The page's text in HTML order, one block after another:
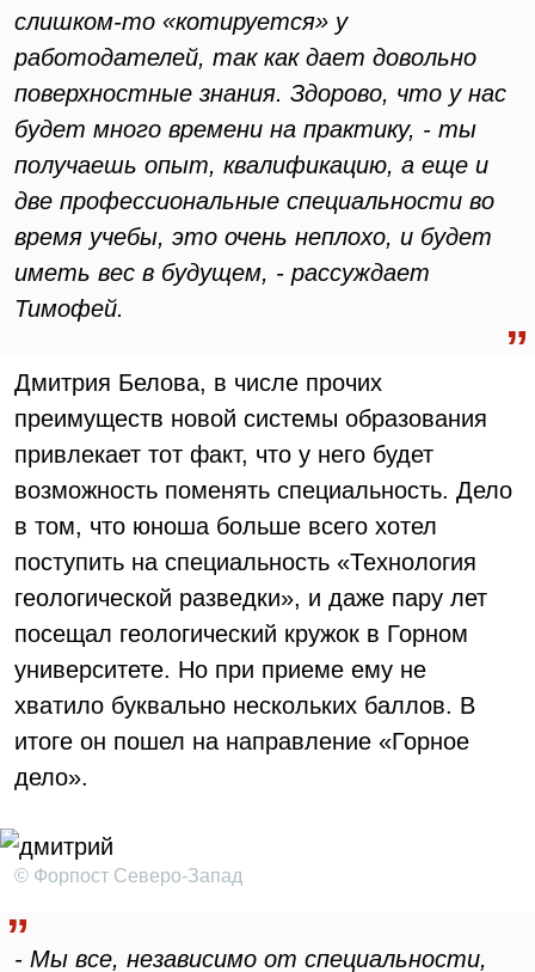
слишком-то «котируется» у
работодателей, так как дает довольно
поверхностные знания. Здорово, что у нас
будет много времени на практику, - ты
получаешь опыт, квалификацию, а еще и
две профессиональные специальности во
время учебы, это очень неплохо, и будет
иметь вес в будущем, - рассуждает
Тимофей.
Дмитрия Белова, в числе прочих
преимуществ новой системы образования
привлекает тот факт, что у него будет
возможность поменять специальность. Дело
в том, что юноша больше всего хотел
поступить на специальность «Технология
геологической разведки», и даже пару лет
посещал геологический кружок в Горном
университете. Но при приеме ему не
хватило буквально нескольких баллов. В
итоге он пошел на направление «Горное
дело».
© Форпост Северо-Запад
- Мы все, независимо от специальности,